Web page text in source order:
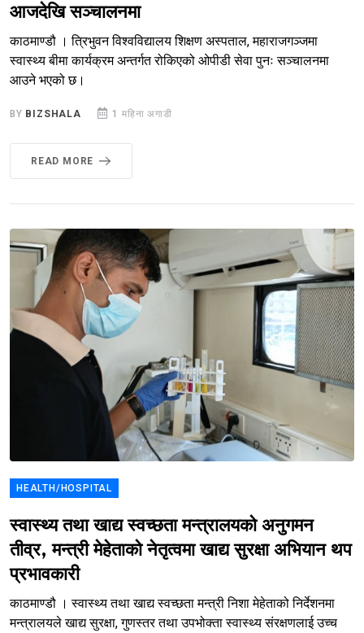
आजदेखि सञ्चालनमा
काठमाण्डौ । त्रिभुवन विश्वविद्यालय शिक्षण अस्पताल, महाराजगञ्जमा
स्वास्थ्य बीमा कार्यक्रम अन्तर्गत रोकिएको ओपीडी सेवा पुनः सञ्चालनमा
आउने भएको छ।
BY BIZSHALA 1 महिना अगाडी
READ MORE
HEALTH/HOSPITAL
स्वास्थ्य तथा खाद्य स्वच्छता मन्त्रालयको अनुगमन
तीव्र, मन्त्री मेहेताको नेतृत्वमा खाद्य सुरक्षा अभियान थप
प्रभावकारी
काठमाण्डौ । स्वास्थ्य तथा खाद्य स्वच्छता मन्त्री निशा मेहेताको निर्देशनमा
मन्त्रालयले खाद्य सुरक्षा, गुणस्तर तथा उपभोक्ता स्वास्थ्य संरक्षणलाई उच्च